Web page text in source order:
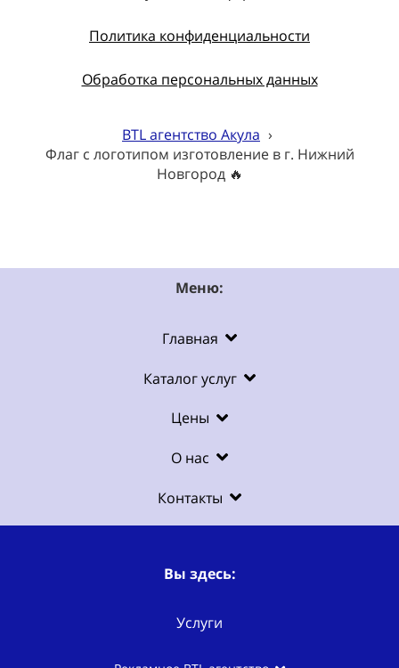
Политика конфиденциальности
Обработка персональных данных
BTL агентство Акула ›
Флаг с логотипом изготовление в г. Нижний
Новгород 🔥
Меню:
Главная
Каталог услуг
Цены
О нас
Контакты
Вы здесь:
Услуги